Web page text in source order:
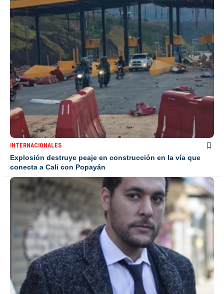
INTERNACIONALES
Explosión destruye peaje en construcción en la vía que
conecta a Cali con Popayán